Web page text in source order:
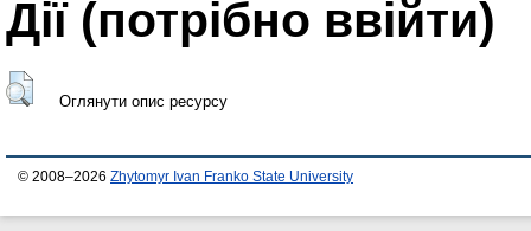
Дії ​​(потрібно ввійти)
Оглянути опис ресурсу
© 2008–2026 Zhytomyr Ivan Franko State University